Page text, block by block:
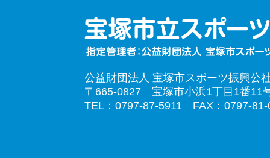
公益財団法人 宝塚市スポーツ振興公
〒665-0827 宝塚市小浜1丁目1番11
TEL：0797-87-5911 FAX：0797-81-